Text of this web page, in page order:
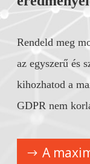
Rendeld meg
az egyszerű és
kihozhatod a
GDPR nem
A